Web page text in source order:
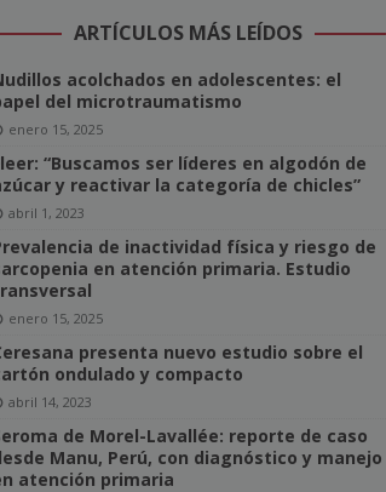
ARTÍCULOS MÁS LEÍDOS
acolchados en adolescentes: el
del microtraumatismo
enero 15, 2025
“Buscamos ser líderes en algodón de
y reactivar la categoría de chicles”
abril 1, 2023
de inactividad física y riesgo de
en atención primaria. Estudio
enero 15, 2025
presenta nuevo estudio sobre el
ondulado y compacto
abril 14, 2023
de Morel-Lavallée: reporte de caso
Manu, Perú, con diagnóstico y manejo
atención primaria